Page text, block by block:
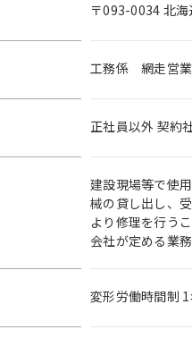
〒093-0034 北
工務係 網走営
正社員以外 契約
建設現場等で使
械の貸し出し、
より修理を行う
会社が定める業務
変形労働時間制